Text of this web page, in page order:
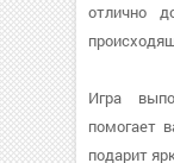
отлично
Игра
помогает
подарит